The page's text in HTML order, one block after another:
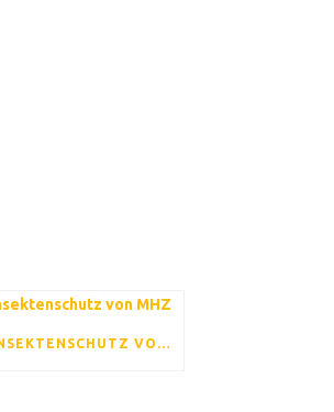
20% AUF INSEKTENSCHUTZ VON MHZ